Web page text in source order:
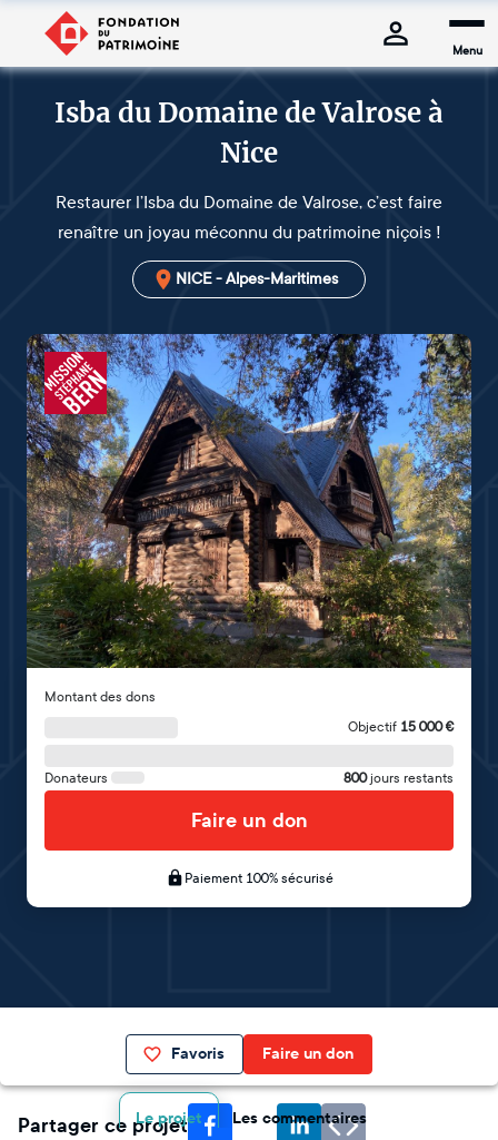
Menu
Isba du Domaine de Valrose à
Nice
Restaurer l’Isba du Domaine de Valrose, c’est faire
renaître un joyau méconnu du patrimoine niçois !
NICE - Alpes-Maritimes
Montant des dons
Objectif 15 000€
Donateurs 800 jours restants
Faire un don
Paiement 100% sécurisé
Favoris Faire un don
Le projet Les commentaires
Partager ce projet